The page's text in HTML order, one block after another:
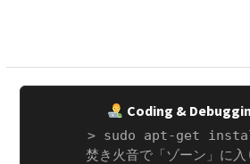
ー
Coding &
> sudo apt-get
焚き火音で「ゾーン」に入